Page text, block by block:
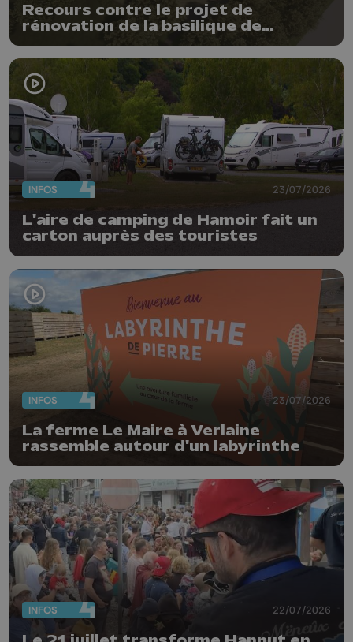
Recours contre le projet de
rénovation de la basilique de
Chevremont
INFOS 23/07/2026
L'aire de camping de Hamoir fait un
carton auprès des touristes
INFOS 23/07/2026
La ferme Le Maire à Verlaine
rassemble autour d'un labyrinthe
INFOS 22/07/2026